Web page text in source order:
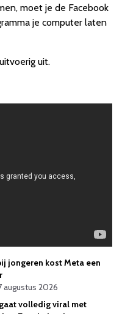
moet je de Facebook
je computer laten
uit.
jongeren kost Meta een
augustus 2026
volledig viral met